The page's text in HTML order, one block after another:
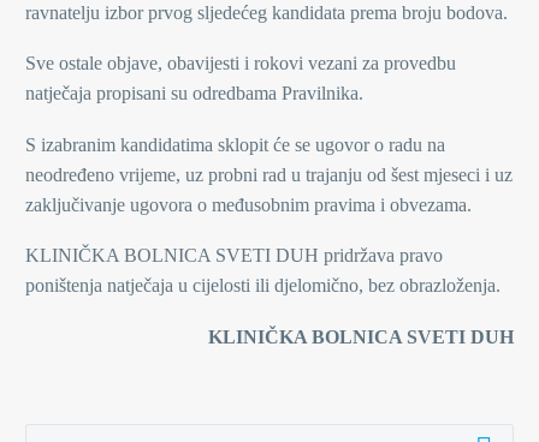
ravnatelju izbor prvog sljedećeg kandidata prema broju bodova.
Sve ostale objave, obavijesti i rokovi vezani za provedbu
natječaja propisani su odredbama Pravilnika.
S izabranim kandidatima sklopit će se ugovor o radu na
neodređeno vrijeme, uz probni rad u trajanju od šest mjeseci i uz
zaključivanje ugovora o međusobnim pravima i obvezama.
KLINIČKA BOLNICA SVETI DUH pridržava pravo
poništenja natječaja u cijelosti ili djelomično, bez obrazloženja.
KLINIČKA BOLNICA SVETI DUH